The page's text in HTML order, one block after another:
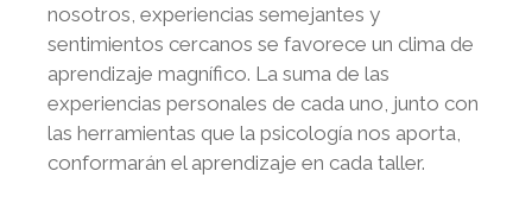
nosotros, experiencias semejantes y
sentimientos cercanos se favorece un clima de
aprendizaje magnífico. La suma de las
experiencias personales de cada uno, junto con
las herramientas que la psicología nos aporta,
conformarán el aprendizaje en cada taller.